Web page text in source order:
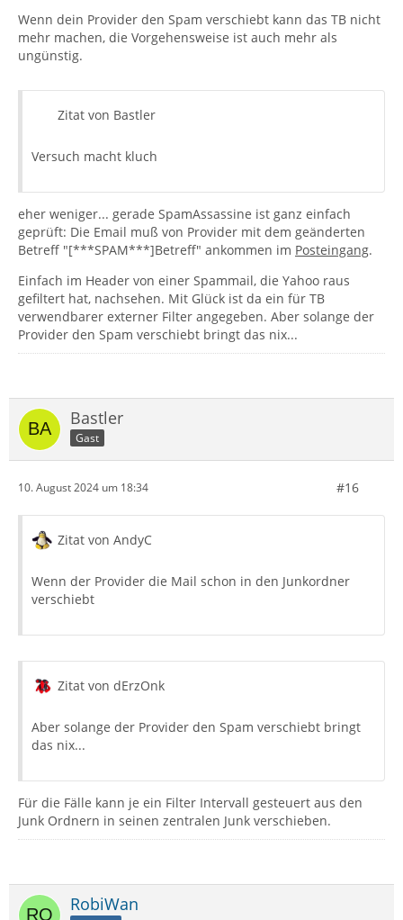
Wenn dein Provider den Spam verschiebt kann das TB nicht
mehr machen, die Vorgehensweise ist auch mehr als
ungünstig.
Zitat von Bastler
Versuch macht kluch
eher weniger... gerade SpamAssassine ist ganz einfach
geprüft: Die Email muß von Provider mit dem geänderten
Betreff "[***SPAM***]Betreff" ankommen im Posteingang.
Einfach im Header von einer Spammail, die Yahoo raus
gefiltert hat, nachsehen. Mit Glück ist da ein für TB
verwendbarer externer Filter angegeben. Aber solange der
Provider den Spam verschiebt bringt das nix...
Bastler
Gast
10. August 2024 um 18:34 #16
Zitat von AndyC
Wenn der Provider die Mail schon in den Junkordner
verschiebt
Zitat von dErzOnk
Aber solange der Provider den Spam verschiebt bringt
das nix...
Für die Fälle kann je ein Filter Intervall gesteuert aus den
Junk Ordnern in seinen zentralen Junk verschieben.
RobiWan